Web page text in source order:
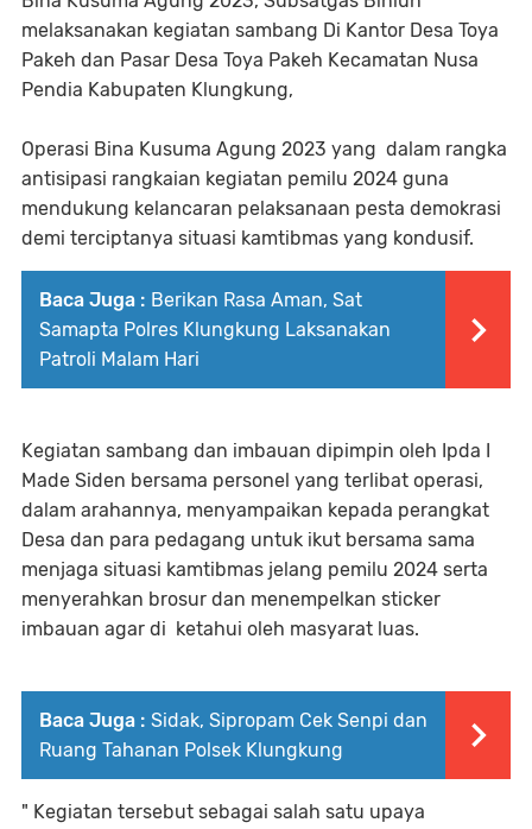
melaksanakan kegiatan sambang Di Kantor Desa Toya
Pakeh dan Pasar Desa Toya Pakeh Kecamatan Nusa
Pendia Kabupaten Klungkung,
Operasi Bina Kusuma Agung 2023 yang dalam rangka
antisipasi rangkaian kegiatan pemilu 2024 guna
mendukung kelancaran pelaksanaan pesta demokrasi
demi terciptanya situasi kamtibmas yang kondusif.
Baca Juga : Berikan Rasa Aman, Sat
Samapta Polres Klungkung Laksanakan
Patroli Malam Hari
Kegiatan sambang dan imbauan dipimpin oleh Ipda I
Made Siden bersama personel yang terlibat operasi,
dalam arahannya, menyampaikan kepada perangkat
Desa dan para pedagang untuk ikut bersama sama
menjaga situasi kamtibmas jelang pemilu 2024 serta
menyerahkan brosur dan menempelkan sticker
imbauan agar di ketahui oleh masyarat luas.
Baca Juga : Sidak, Sipropam Cek Senpi dan
Ruang Tahanan Polsek Klungkung
" Kegiatan tersebut sebagai salah satu upaya